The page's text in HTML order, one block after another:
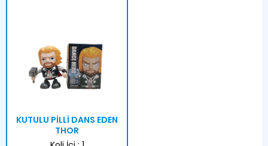
KUTULU PİLLİ DANS EDEN
THOR